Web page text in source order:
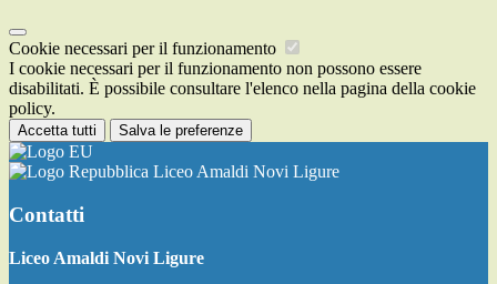
Cookie necessari per il funzionamento
I cookie necessari per il funzionamento non possono essere
disabilitati. È possibile consultare l'elenco nella pagina della cookie
policy.
Accetta tutti Salva le preferenze
Liceo Amaldi Novi Ligure
Contatti
Liceo Amaldi Novi Ligure